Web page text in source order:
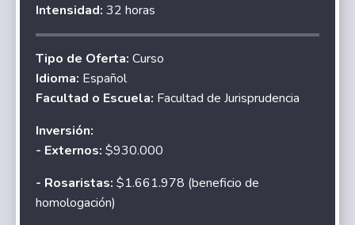
Intensidad: 32 horas
Tipo de Oferta: Curso
Idioma: Español
Facultad o Escuela: Facultad de Jurisprudencia
Inversión:
- Externos: $930.000
- Rosaristas: $1.661.978 (beneficio de
homologación)